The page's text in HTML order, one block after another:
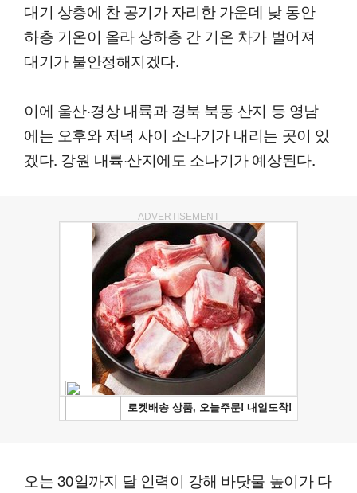
대기 상층에 찬 공기가 자리한 가운데 낮 동안
하층 기온이 올라 상하층 간 기온 차가 벌어져
대기가 불안정해지겠다.
이에 울산·경상 내륙과 경북 북동 산지 등 영남
에는 오후와 저녁 사이 소나기가 내리는 곳이 있
겠다. 강원 내륙·산지에도 소나기가 예상된다.
ADVERTISEMENT
오는 30일까지 달 인력이 강해 바닷물 높이가 다